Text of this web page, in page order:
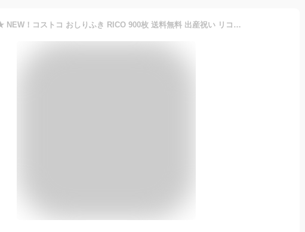
大人気 ★ NEW！コストコ おしりふき RICO 900枚 送料無料 出産祝い リコ ベビーワイプ 厚手 介護 リコ 楽天 実用的 人気 値段 比較 おすすめ